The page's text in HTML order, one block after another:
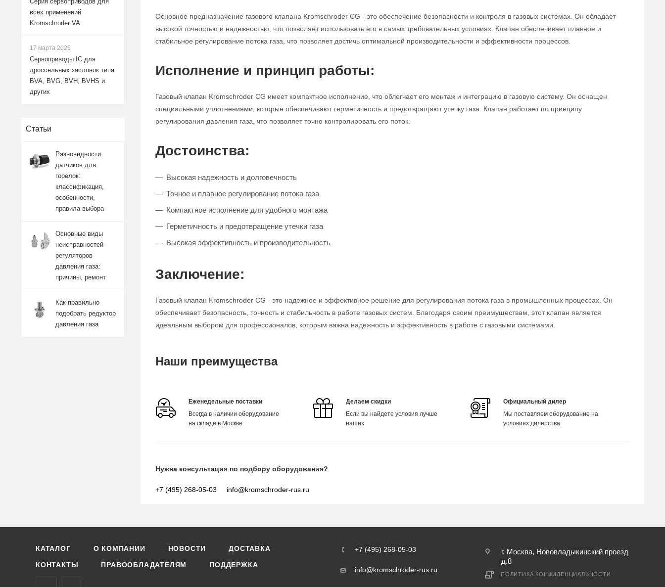
Основное предназначение газового клапана Kromschroder CG - это обеспечение безопасности и контроля в газовых системах. Он обладает
высокой точностью и надежностью, что позволяет использовать его в самых требовательных условиях. Клапан обеспечивает плавное и
стабильное регулирование потока газа, что позволяет достичь оптимальной производительности и эффективности процессов.
Исполнение и принцип работы:
Газовый клапан Kromschroder CG имеет компактное исполнение, что облегчает его монтаж и интеграцию в газовую систему. Он оснащен
специальными уплотнениями, которые обеспечивают герметичность и предотвращают утечку газа. Клапан работает по принципу
регулирования давления газа, что позволяет точно контролировать его поток.
Достоинства:
Высокая надежность и долговечность
Точное и плавное регулирование потока газа
Компактное исполнение для удобного монтажа
Герметичность и предотвращение утечки газа
Высокая эффективность и производительность
Заключение:
Газовый клапан Kromschroder CG - это надежное и эффективное решение для регулирования потока газа в промышленных процессах. Он
обеспечивает безопасность, точность и стабильность в работе газовых систем. Благодаря своим преимуществам, этот клапан является
идеальным выбором для профессионалов, которым важна надежность и эффективность в работе с газовыми системами.
Наши преимущества
Еженедельные поставки
Всегда в наличии оборудование
на складе в Москве
Делаем скидки
Если вы найдете условия лучше
наших
Официальный дилер
Мы поставляем оборудование на
условиях дилерства
Нужна консультация по подбору оборудования?
+7 (495) 268-05-03 info@kromschroder-rus.ru
всех применений
Kromschroder VA
17 марта 2026
Сервоприводы IC для
дроссельных заслонок типа
BVA, BVG, BVH, BVHS и
других
Статьи
Разновидности
датчиков для
горелок:
классификация,
особенности,
правила выбора
Основные виды
неисправностей
регуляторов
давления газа:
причины, ремонт
Как правильно
подобрать редуктор
давления газа
КАТАЛОГ О КОМПАНИИ НОВОСТИ ДОСТАВКА
КОНТАКТЫ ПРАВООБЛАДАТЕЛЯМ ПОДДЕРЖКА
+7 (495) 268-05-03
info@kromschroder-rus.ru
г. Москва, Нововладыкинский проезд
д.8
ПОЛИТИКА КОНФИДЕНЦИАЛЬНОСТИ